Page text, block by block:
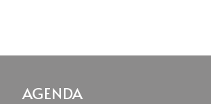
AGENDA